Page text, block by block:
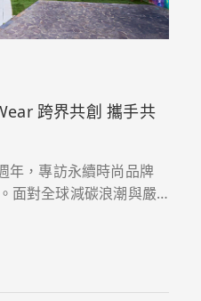
跨界共創 攜手共
年，專訪永續時尚品牌
面對全球減碳浪潮與嚴
與社會企業精神。